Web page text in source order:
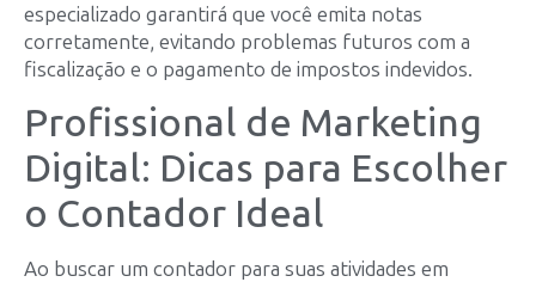
especializado garantirá que você emita notas
corretamente, evitando problemas futuros com a
fiscalização e o pagamento de impostos indevidos.
Profissional de Marketing
Digital: Dicas para Escolher
o Contador Ideal
Ao buscar um contador para suas atividades em